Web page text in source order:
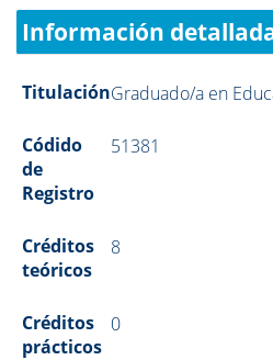
Información
TitulaciónGraduado/a en
Códido
de
Registro
51381
Créditos
teóricos
8
Créditos
prácticos
0